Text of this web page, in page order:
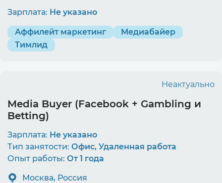
Зарплата: Не указано
Аффилейт маркетинг
Медиабайер
Тимлид
Media Buyer (Facebook + Gambling и
Betting)
Неактуально
Зарплата: Не указано
Тип занятости: Офис, Удаленная работа
Опыт работы: От 1 года
Москва, Россия